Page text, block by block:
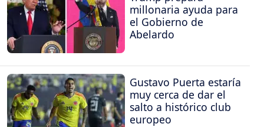
millonaria ayuda para
el Gobierno de
Abelardo
Gustavo Puerta estaría
muy cerca de dar el
salto a histórico club
europeo